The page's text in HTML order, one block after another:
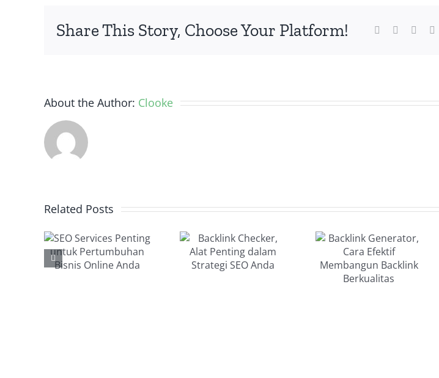
domba
Share This Story, Choose Your Platform! Facebook
TwitterReddit
About the Author: Clooke
Related PostsChecker,
Alat
Penting
Cara
Efektif
Daftar di
Google My